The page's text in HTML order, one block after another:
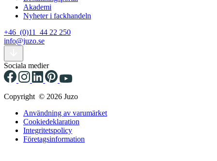
Akademi
Nyheter i fackhandeln
+46 (0)11 44 22 250
info@juzo.se
Sociala medier
Copyright © 2026 Juzo
Användning av varumärket
Cookiedeklaration
Integritetspolicy
Företagsinformation